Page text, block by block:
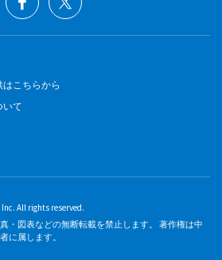
こちらから
いて
All rights reserved.
・図表などの無断転載を禁止します。 著作権は中
に属します。